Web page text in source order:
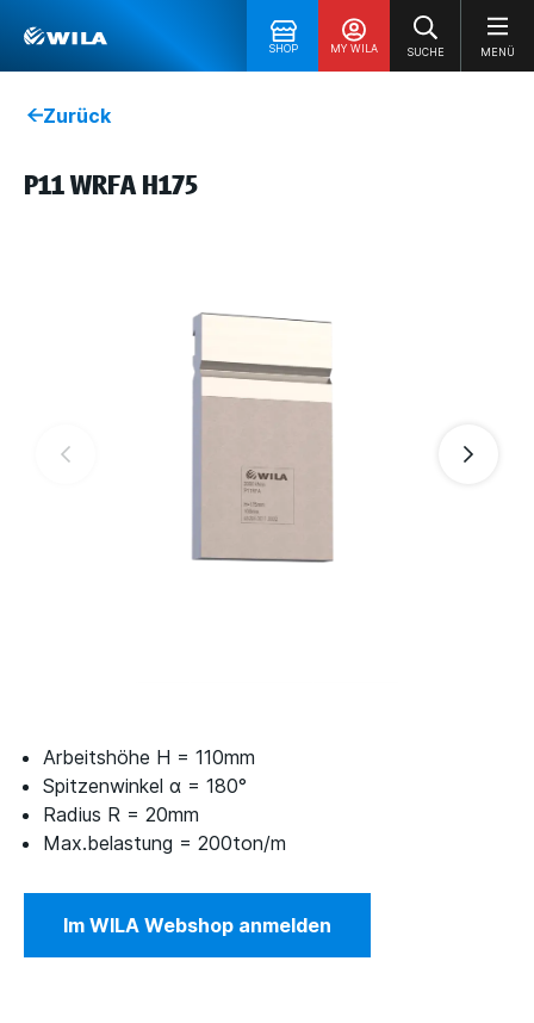
SHOP MY WILA SUCHE MENÜ
Zurück
P11 WRFA H175
Arbeitshöhe H = 110mm
Spitzenwinkel α = 180°
Radius R = 20mm
Max.belastung = 200ton/m
Im WILA Webshop anmelden